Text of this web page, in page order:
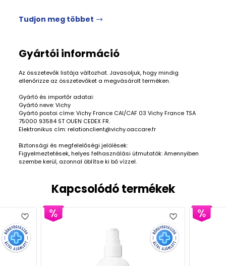
Tudjon meg többet
Gyártói információ
Az összetevők listája változhat. Javasoljuk, hogy mindig
ellenőrizze az összetevőket a megvásárolt terméken.
Gyártó és importőr adatai:
Gyártó neve: Vichy
Gyártó postai címe: Vichy France CAI/CAF 03 Vichy France TSA
75000 93584 ST OUEN CEDEX FR.
Elektronikus cím: relationclient@vichy.oaccare.fr
Biztonsági és megfelelőségi jelölések:
Figyelmeztetések, helyes felhasználási útmutatók: Amennyiben
szembe kerül, azonnal öblítse ki bő vízzel.
Kapcsolódó termékek